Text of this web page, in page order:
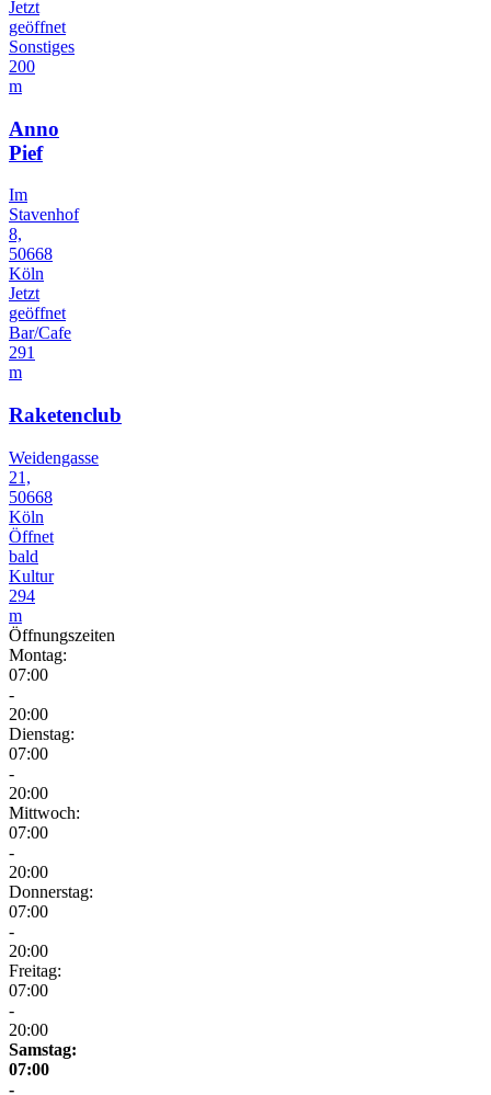
Jetzt
geöffnet
Sonstiges
200
m
Anno
Pief
Im
Stavenhof
8,
50668
Köln
Jetzt
geöffnet
Bar/Cafe
291
m
Raketenclub
Weidengasse
21,
50668
Köln
Öffnet
bald
Kultur
294
m
Öffnungszeiten
Montag:
07:00
-
20:00
Dienstag:
07:00
-
20:00
Mittwoch:
07:00
-
20:00
Donnerstag:
07:00
-
20:00
Freitag:
07:00
-
20:00
Samstag:
07:00
-